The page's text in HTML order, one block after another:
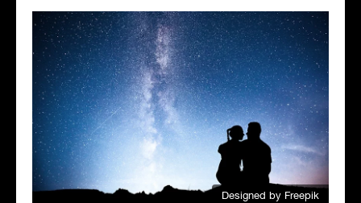
Designed by Freepik